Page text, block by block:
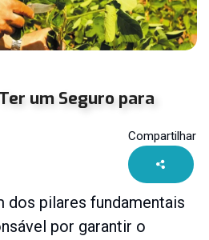
um Seguro para
Compartilhar
dos pilares fundamentais
por garantir o